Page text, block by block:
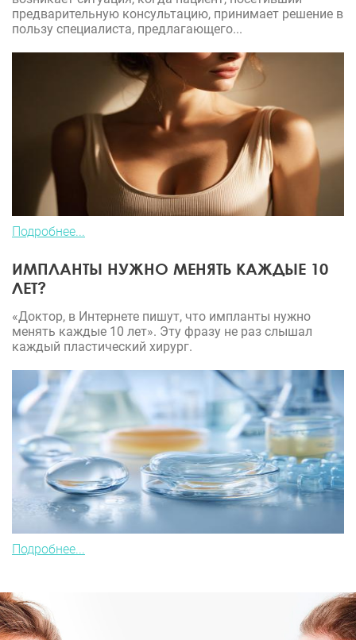
предварительную консультацию, принимает решение в
пользу специалиста, предлагающего...
Подробнее...
ИМПЛАНТЫ НУЖНО МЕНЯТЬ КАЖДЫЕ 10
ЛЕТ?
«Доктор, в Интернете пишут, что импланты нужно
менять каждые 10 лет». Эту фразу не раз слышал
каждый пластический хирург.
Подробнее...